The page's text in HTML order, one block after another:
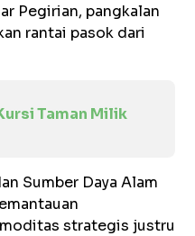
Pegirian, pangkalan
rantai pasok dari
Taman Milik
Sumber Daya Alam
strategis justru